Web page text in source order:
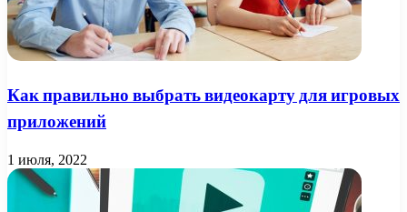
Как правильно выбрать видеокарту для игровых
приложений
1 июля, 2022